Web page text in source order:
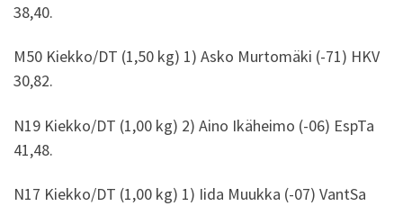
38,40.
M50 Kiekko/DT (1,50 kg) 1) Asko Murtomäki (-71) HKV
30,82.
N19 Kiekko/DT (1,00 kg) 2) Aino Ikäheimo (-06) EspTa
41,48.
N17 Kiekko/DT (1,00 kg) 1) Iida Muukka (-07) VantSa